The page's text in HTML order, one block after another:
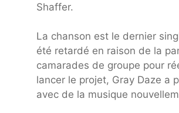
Shaffer.
La chanson est le dernier
été retardé en raison de la
camarades de groupe pour
lancer le projet, Gray Daze a
avec de la musique